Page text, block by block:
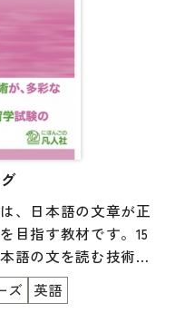
様の状態に応じた声
クしてみましょう。
ア語対訳付き】
、日本語の文章が正
目指す教材です。15
語の文を読む技術
れらの読解ストラ
ろん、日本語能力試
ズ 英語